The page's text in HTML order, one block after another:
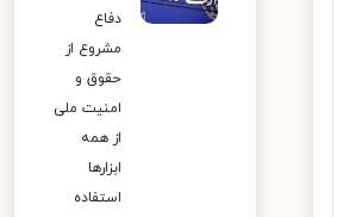
دفاع
مشروع از
حقوق و
امنیت ملی
از همه
ابزارها
استفاده